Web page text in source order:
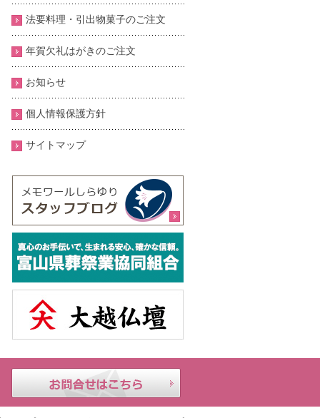
法要料理・引出物菓子のご注文
年賀欠礼はがきのご注文
お知らせ
個人情報保護方針
サイトマップ
らゆ休｜